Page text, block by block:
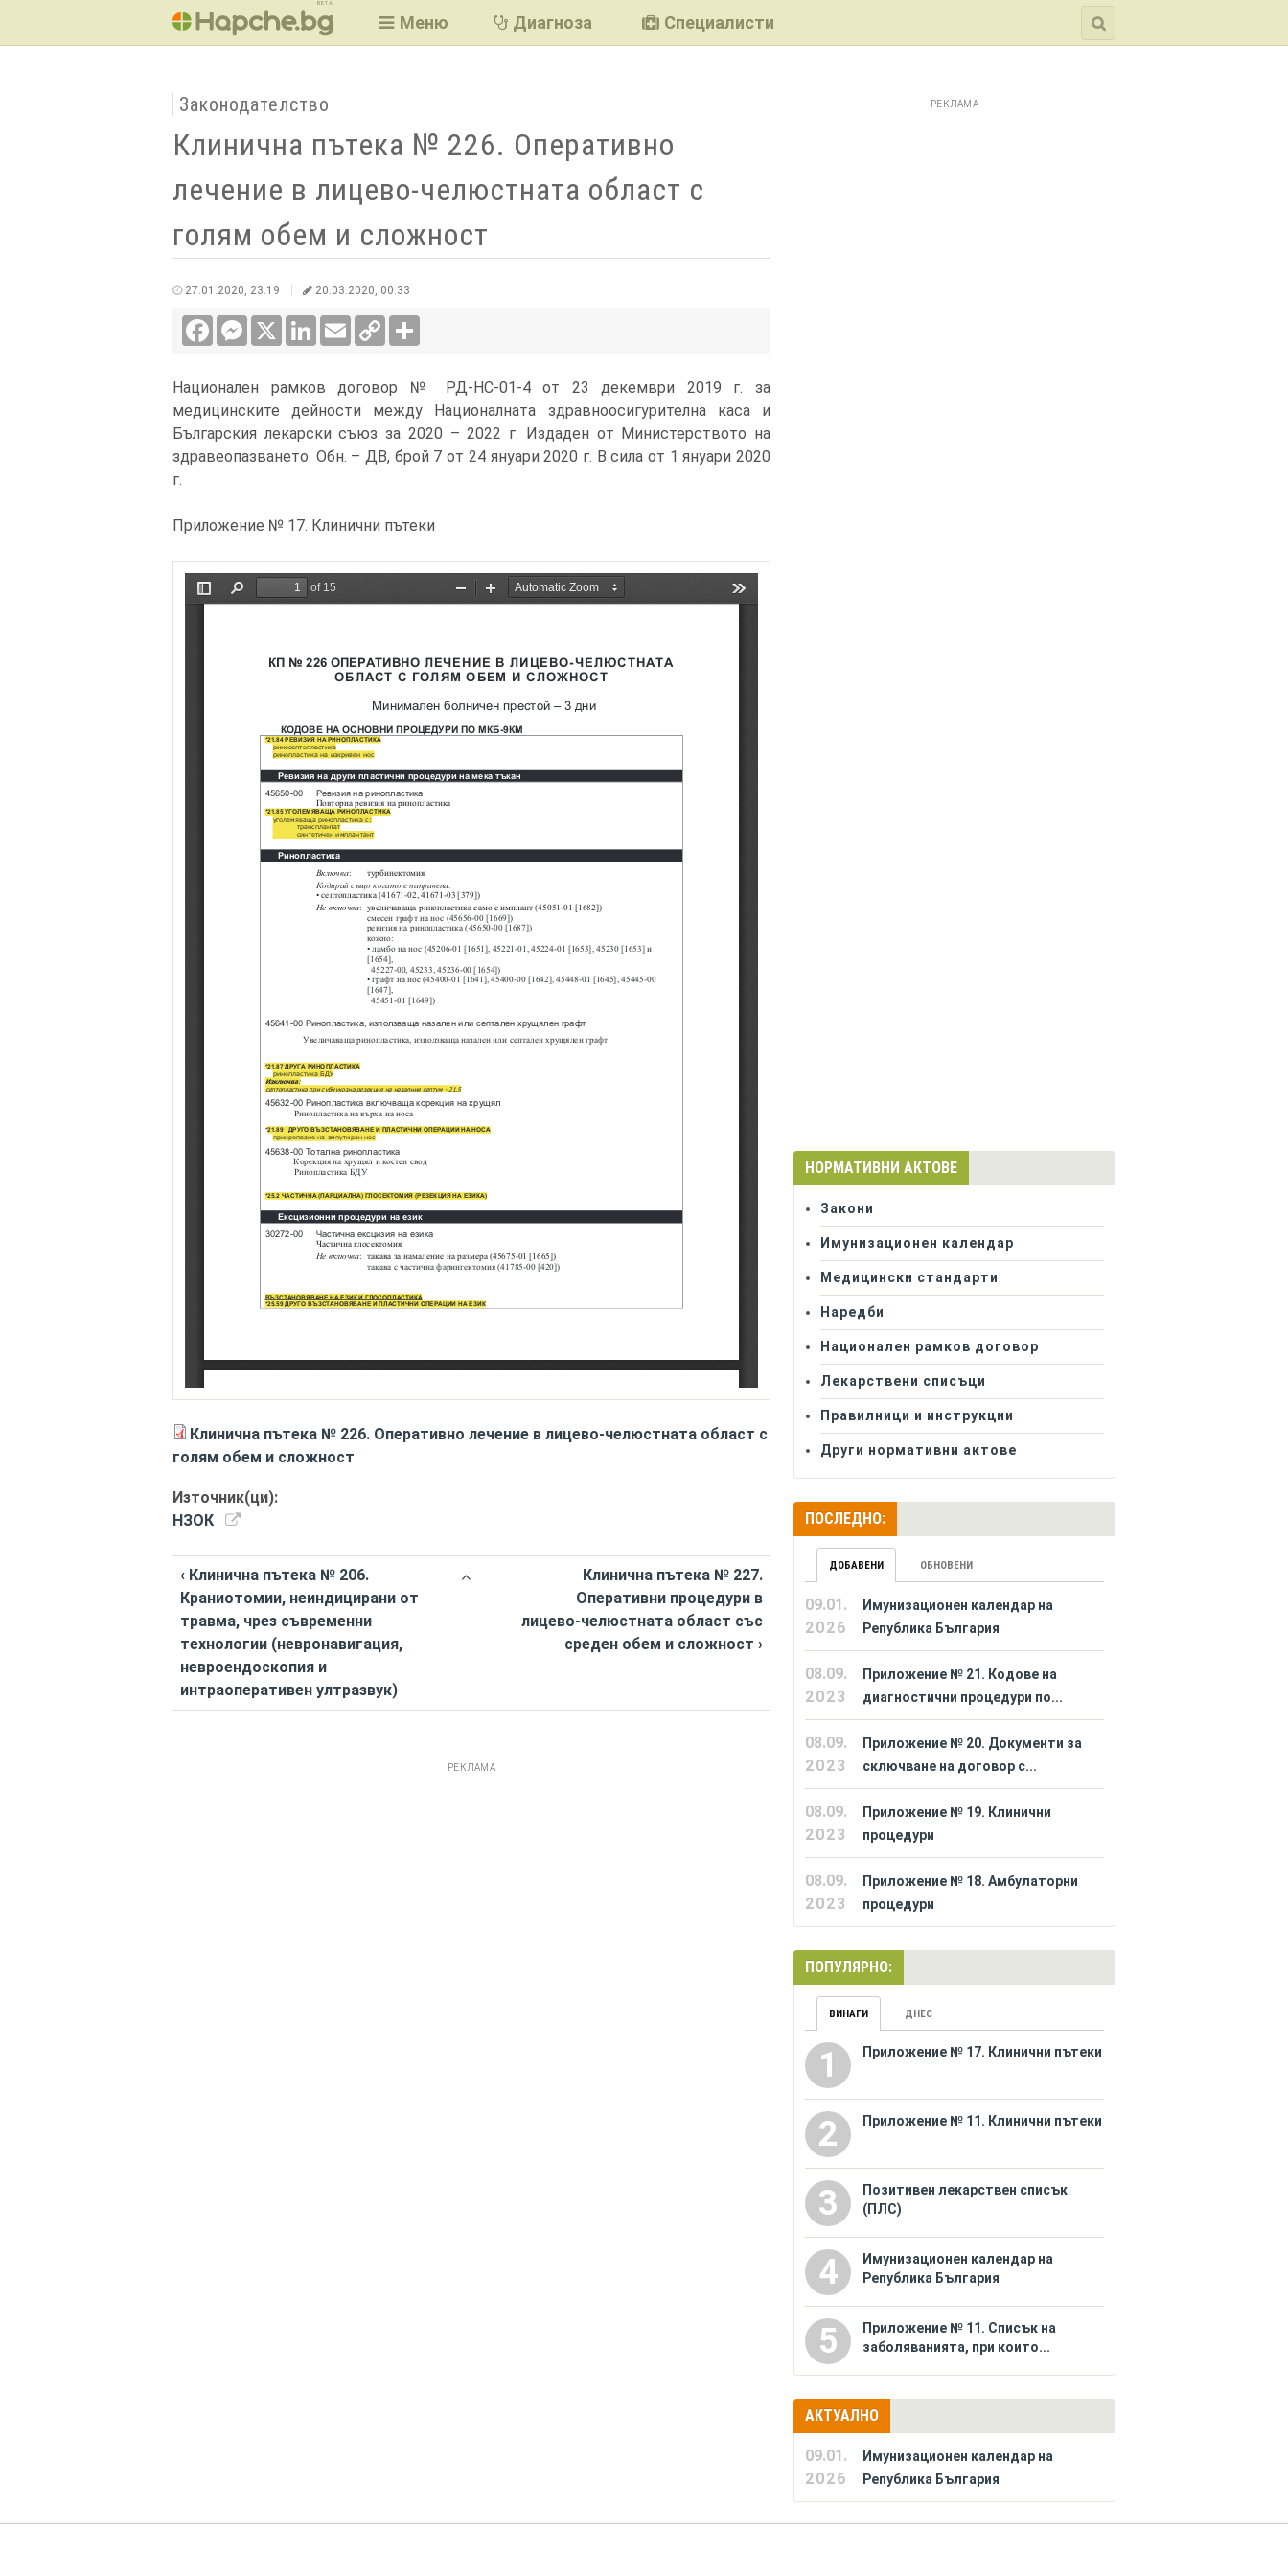
BETA
Меню Диагноза Специалисти
Законодателство
Клинична пътека № 226. Оперативно
лечение в лицево-челюстната област с
голям обем и сложност
27.01.2020, 23:19 20.03.2020, 00:33
FacebookMessenger LinkedInEmail
Copy
Link
Национален рамков договор № РД-НС-01-4 от 23 декември 2019 г. за
медицинските дейности между Националната здравноосигурителна каса и
Българския лекарски съюз за 2020 – 2022 г. Издаден от Министерството на
здравеопазването. Обн. – ДВ, брой 7 от 24 януари 2020 г. В сила от 1 януари 2020
г.
Приложение № 17. Клинични пътеки
Клинична пътека № 226. Оперативно лечение в лицево-челюстната област с
голям обем и сложност
Източник(ци):
НЗОК
‹ Клинична пътека № 206.
Краниотомии, неиндицирани от
травма, чрез съвременни
технологии (невронавигация,
невроендоскопия и
интраоперативен ултразвук)
Клинична пътека № 227.
Оперативни процедури в
лицево-челюстната област със
среден обем и сложност ›
РЕКЛАМА
РЕКЛАМА
НОРМАТИВНИ АКТОВЕ
Закони
Имунизационен календар
Медицински стандарти
Наредби
Национален рамков договор
Лекарствени списъци
Правилници и инструкции
Други нормативни актове
ПОСЛЕДНО:
ДОБАВЕНИ ОБНОВЕНИ
09.01.
2026
Имунизационен календар на
Република България
08.09.
2023
Приложение № 21. Кодове на
диагностични процедури по...
08.09.
2023
Приложение № 20. Документи за
сключване на договор с...
08.09.
2023
Приложение № 19. Клинични
процедури
08.09.
2023
Приложение № 18. Амбулаторни
процедури
ПОПУЛЯРНО:
ВИНАГИ ДНЕС
1 Приложение № 17. Клинични пътеки
2 Приложение № 11. Клинични пътеки
3
Позитивен лекарствен списък
(ПЛС)
4
Имунизационен календар на
Република България
5
Приложение № 11. Списък на
заболяванията, при които...
АКТУАЛНО
09.01.
2026
Имунизационен календар на
Република България